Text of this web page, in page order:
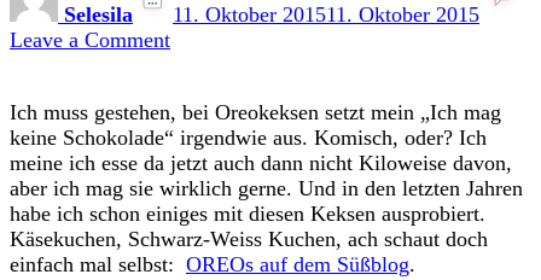
Selesila 11. Oktober 201511. Oktober 2015
Leave a Commenton
Ich muss gestehen, bei Oreokeksen setzt mein „Ich mag
keine Schokolade“ irgendwie aus. Komisch, oder? Ich
meine ich esse da jetzt auch dann nicht Kiloweise davon,
aber ich mag sie wirklich gerne. Und in den letzten Jahren
habe ich schon einiges mit diesen Keksen ausprobiert.
Käsekuchen, Schwarz-Weiss Kuchen, ach schaut doch
einfach mal selbst: OREOs auf dem Süßblog.